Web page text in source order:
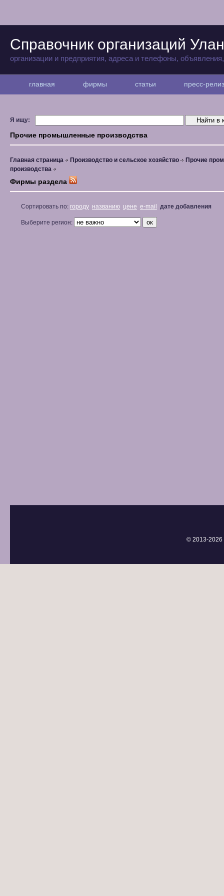
Справочник организаций
организации и предприятия, адреса и телефоны,
главная фирмы статьи пресс-
Я ищу:
Прочие промышленные производства
Главная страница Производство и сельское хозяйство
Прочие
производства
Фирмы раздела
Сортировать по: городу названию цене e-mail дате добавления
Выберите регион:
© 2013-2026